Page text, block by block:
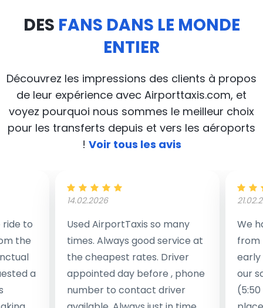
DES FANS DANS LE MONDE
ENTIER
Découvrez les impressions des clients à propos
de leur expérience avec Airporttaxis.com, et
voyez pourquoi nous sommes le meilleur choix
pour les transferts depuis et vers les aéroports
! Voir tous les avis
to
the
a
14.02.2026
Used AirportTaxis so many
times. Always good service at
the cheapest rates. Driver
appointed day before , phone
number to contact driver
We
from
early
our